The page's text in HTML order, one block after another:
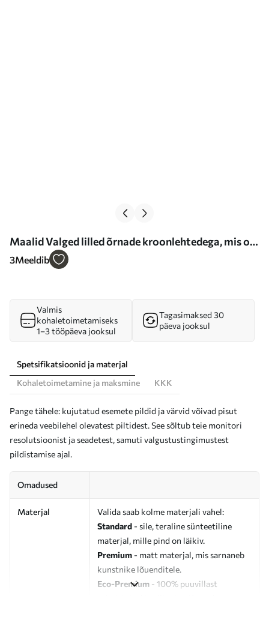
Maalid Valged lilled õrnade kroonlehtedega, mis on
paigutatud kauni lillemustriga heledal taustal Nr
3Meeldib
Valmis
kohaletoimetamiseks
1–3 tööpäeva jooksul
Tagasimaksed 30
päeva jooksul
Spetsifikatsioonid ja materjal
Kohaletoimetamine ja maksmine
KKK
Pange tähele: kujutatud esemete pildid ja värvid võivad pisut
erineda veebilehel olevatest piltidest. See sõltub teie monitori
resolutsioonist ja seadetest, samuti valgustustingimustest
pildistamise ajal.
Omadused
Materjal
Valida saab kolme materjali vahel:
Standard - sile, teraline sünteetiline
materjal, mille pind on läikiv.
Premium - matt materjal, mis sarnaneb
kunstnike lõuenditele.
Eco-Premium - 100% puuvillast